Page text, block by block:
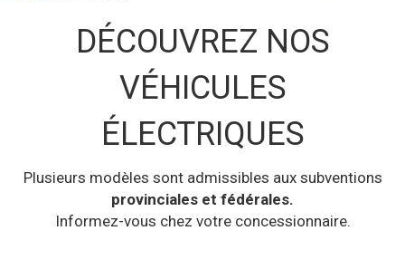
Emploi et carrières
Appeler nous maintenant!
Appeler nous maintenant!
1 855 771-2524
DÉCOUVREZ NOS
VÉHICULES
ÉLECTRIQUES
Plusieurs modèles sont admissibles aux subventions
provinciales et fédérales.
Informez-vous chez votre concessionnaire.